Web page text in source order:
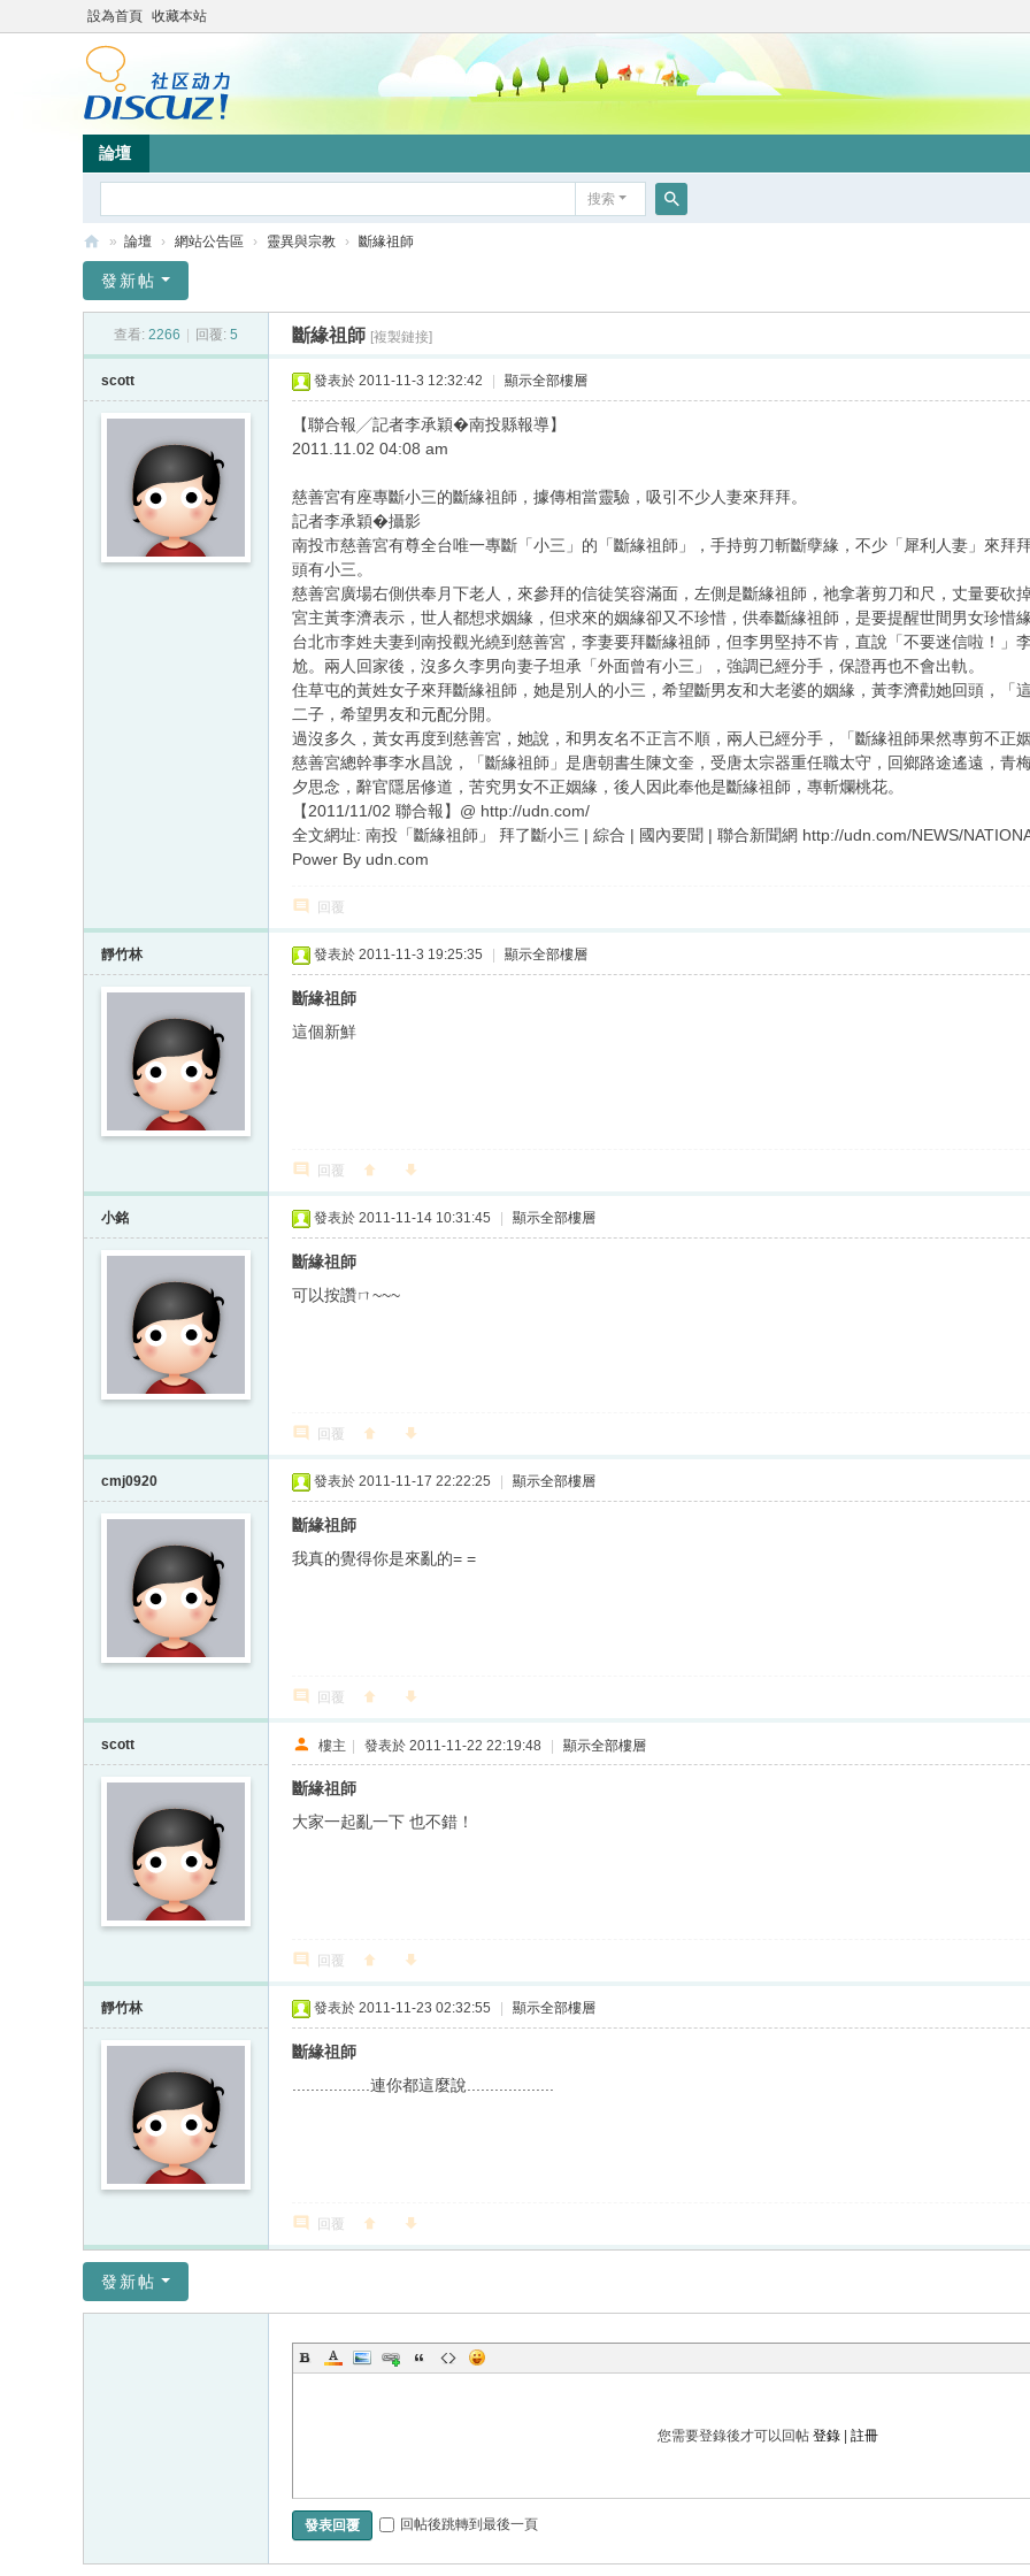
設為首頁 收藏本站
論壇
搜索
竹
» 論壇 › 網站公告區 › 靈異與宗教 › 斷緣祖師
發新帖
查看: 2266 回覆: 5 斷緣祖師 [複製鏈接]
scott 發表於 2011-11-3 12:32:42 顯示全部樓層
【聯合報╱記者李承穎�南投縣報導】
2011.11.02 04:08 am
慈善宮有座專斷小三的斷緣祖師，據傳相當靈驗，吸引不少人妻來拜拜。
記者李承穎�攝影
南投市慈善宮有尊全台唯一專斷「小三」的「斷緣祖師」，手持剪刀斬斷孽緣，不少「犀利人妻」來拜
頭有小三。
慈善宮廣場右側供奉月下老人，來參拜的信徒笑容滿面，左側是斷緣祖師，祂拿著剪刀和尺，丈量要砍
宮主黃李濟表示，世人都想求姻緣，但求來的姻緣卻又不珍惜，供奉斷緣祖師，是要提醒世間男女珍惜緣
台北市李姓夫妻到南投觀光繞到慈善宮，李妻要拜斷緣祖師，但李男堅持不肯，直說「不要迷信啦！」
尬。兩人回家後，沒多久李男向妻子坦承「外面曾有小三」，強調已經分手，保證再也不會出軌。
住草屯的黃姓女子來拜斷緣祖師，她是別人的小三，希望斷男友和大老婆的姻緣，黃李濟勸她回頭，「
二子，希望男友和元配分開。
過沒多久，黃女再度到慈善宮，她說，和男友名不正言不順，兩人已經分手，「斷緣祖師果然專剪不正姻
慈善宮總幹事李水昌說，「斷緣祖師」是唐朝書生陳文奎，受唐太宗器重任職太守，回鄉路途遙遠，青
夕思念，辭官隱居修道，苦究男女不正姻緣，後人因此奉他是斷緣祖師，專斬爛桃花。
【2011/11/02 聯合報】@ http://udn.com/
全文網址: 南投「斷緣祖師」 拜了斷小三 | 綜合 | 國內要聞 | 聯合新聞網 http://udn.com/NEWS/
Power By udn.com
回覆
靜竹林 發表於 2011-11-3 19:25:35 顯示全部樓層
斷緣祖師
這個新鮮
回覆
小銘 發表於 2011-11-14 10:31:45 顯示全部樓層
斷緣祖師
可以按讚ㄇ~~~
回覆
cmj0920 發表於 2011-11-17 22:22:25 顯示全部樓層
斷緣祖師
我真的覺得你是來亂的= =
回覆
scott 樓主 | 發表於 2011-11-22 22:19:48 | 顯示全部樓層
斷緣祖師
大家一起亂一下 也不錯！
回覆
靜竹林 發表於 2011-11-23 02:32:55 顯示全部樓層
斷緣祖師
.................連你都這麼說...................
回覆
發新帖
您需要登錄後才可以回帖 登錄| 註冊
發表回覆 回帖後跳轉到最後一頁